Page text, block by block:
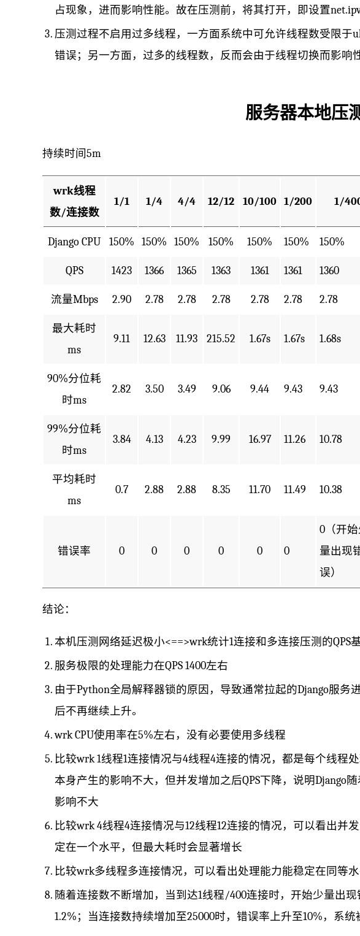
占现象，进而影响性能。故在压测前，将其打开，即设置
压测过程不启用过多线程，一方面系统中可允许线程数受限于
错误；另一方面，过多的线程数，反而会由于线程切换而影响
服务器本地压
持续时间5m
wrk线程
数/连接数
1/1 1/4 4/4 12/12 10/100 1/200 1/
Django CPU 150% 150% 150% 150% 150% 150% 150%
QPS 1423 1366 1365 1363 1361 1361 1360
流量Mbps 2.90 2.78 2.78 2.78 2.78 2.78 2.78
最大耗时
ms
9.11 12.63 11.93 215.52 1.67s 1.67s 1.68s
90%分位耗
时ms
2.82 3.50 3.49 9.06 9.44 9.43 9.43
99%分位耗
时ms
3.84 4.13 4.23 9.99 16.97 11.26 10.78
平均耗时
ms
0.7 2.88 2.88 8.35 11.70 11.49 10.38
错误率 0 0 0 0 0 0
0（开始
量出现
误）
结论：
本机压测网络延迟极小<==>wrk统计1连接和多连接压测的QPS
服务极限的处理能力在QPS 1400左右
由于Python全局解释器锁的原因，导致通常拉起的Django服务
后不再继续上升。
wrk CPU使用率在5%左右，没有必要使用多线程
比较wrk 1线程1连接情况与4线程4连接的情况，都是每个线程
本身产生的影响不大，但并发增加之后QPS下降，说明Django
影响不大
比较wrk 4线程4连接情况与12线程12连接的情况，可以看出并
定在一个水平，但最大耗时会显著增长
比较wrk多线程多连接情况，可以看出处理能力能稳定在同等
随着连接数不断增加，当到达1线程/400连接时，开始少量出
1.2%；当连接数持续增加至25000时，错误率上升至10%，系统